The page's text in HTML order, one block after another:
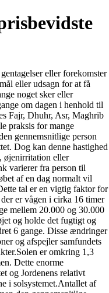
eller forekomster
eller udsagn for at få
noget sker eller
om dagen i henhold til
Fajr, Dhuhr, Asr, Maghrib
praksis for mange
gennemsnitlige person
Dog kan denne hastighed
øjenirritation eller
varierer fra person til
af en dag normalt vil
tal er en vigtig faktor for
er vågen i cirka 16 timer
mellem 20.000 og 30.000
og holde det fugtigt og
6 gange. Disse ændringer
og afspejler samfundets
Solen er omkring 1,3
Dette enorme
og Jordenens relativt
i solsystemet.Antallet af